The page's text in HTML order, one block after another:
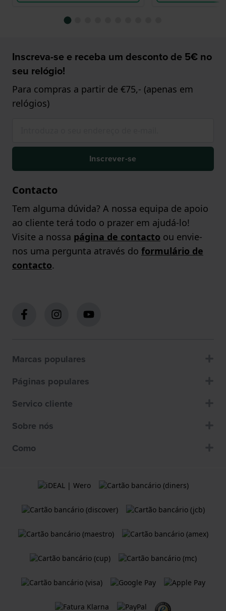
Inscreva-se e receba um desconto de 5€ no
seu relógio!
Para compras a partir de €75,- (apenas em
relógios)
Inscrever-se
Contacto
Tem alguma dúvida? A nossa equipa de apoio
ao cliente terá todo o prazer em ajudá-lo!
Visite a nossa página de contacto ou envie-
nos uma pergunta através do formulário de
contacto.
Marcas populares
Páginas populares
Servico cliente
Sobre nós
Como